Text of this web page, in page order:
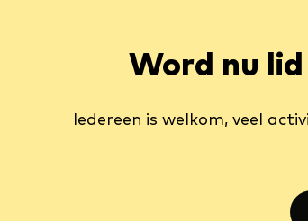
Word nu
Iedereen is welkom, veel